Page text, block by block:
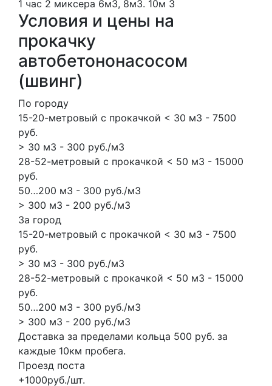
1 час 2 миксера 6м3, 8м3. 10м 3
Условия и цены на
прокачку
автобетононасосом
(швинг)
По городу
15-20-метровый с прокачкой < 30 м3 - 7500
руб.
> 30 м3 - 300 руб./м3
28-52-метровый с прокачкой < 50 м3 - 15000
руб.
50…200 м3 - 300 руб./м3
> 300 м3 - 200 руб./м3
За город
15-20-метровый с прокачкой < 30 м3 - 7500
руб.
> 30 м3 - 300 руб./м3
28-52-метровый с прокачкой < 50 м3 - 15000
руб.
50…200 м3 - 300 руб./м3
> 300 м3 - 200 руб./м3
Доставка за пределами кольца 500 руб. за
каждые 10км пробега.
Проезд поста
+1000руб./шт.